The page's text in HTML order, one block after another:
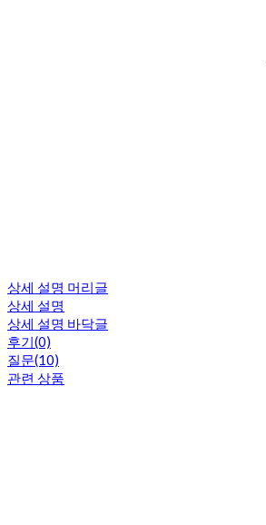
상세 설명 머리글
상세 설명
상세 설명 바닥글
후기(0)
질문(10)
관련 상품